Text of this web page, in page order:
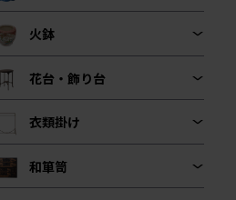
火鉢
花台・飾り台
衣類掛け
和箪笥